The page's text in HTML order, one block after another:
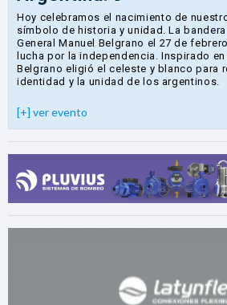
Hoy celebramos el nacimiento de
símbolo de historia y unidad. La
General Manuel Belgrano el 27 de
lucha por la independencia. Inspirado
Belgrano eligió el celeste y blanco para
identidad y la unidad de los argentinos.
[+] ver evento